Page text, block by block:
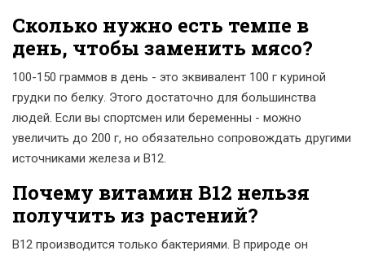
Сколько нужно есть темпе в
день, чтобы заменить мясо?
100-150 граммов в день - это эквивалент 100 г куриной
грудки по белку. Этого достаточно для большинства
людей. Если вы спортсмен или беременны - можно
увеличить до 200 г, но обязательно сопровождать другими
источниками железа и B12.
Почему витамин B12 нельзя
получить из растений?
B12 производится только бактериями. В природе он